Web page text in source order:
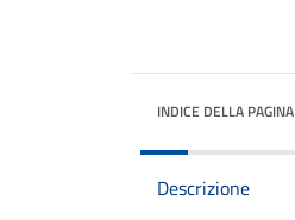
INDICE DELLA PAGINA
Descrizione